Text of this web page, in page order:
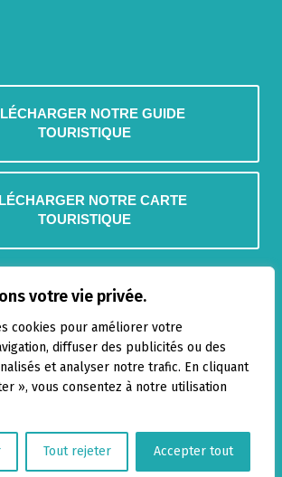
votre vie privée.
cookies pour améliorer votre
diffuser des publicités ou des
et analyser notre trafic. En cliquant
», vous consentez à notre utilisation
Tout rejeter Accepter tout
NOTRE GUIDE
TOURISTIQUE
NOTRE CARTE
TOURISTIQUE
NOUS JOINDRE
BLOGUE